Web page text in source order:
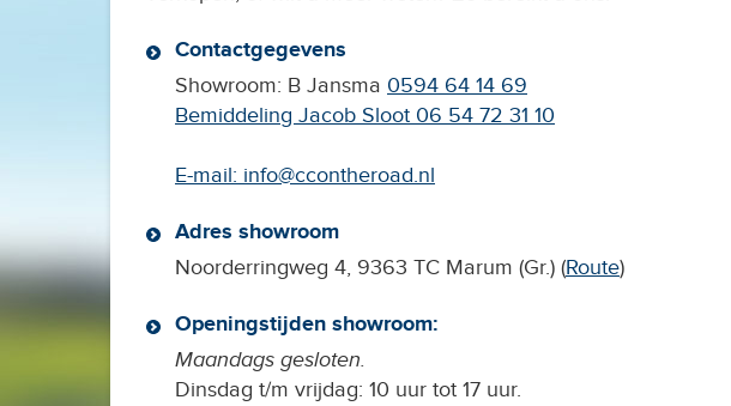
Contactgegevens
Showroom: B Jansma 0594 64 14 69
Bemiddeling Jacob Sloot 06 54 72 31 10
E-mail: info@ccontheroad.nl
Adres showroom
Noorderringweg 4, 9363 TC Marum (Gr.) (Route)
Openingstijden showroom:
Maandags gesloten.
Dinsdag t/m vrijdag: 10 uur tot 17 uur.